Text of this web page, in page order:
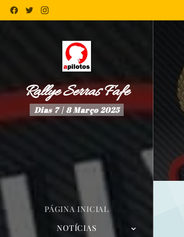
Rallye Serras Fafe
Dias 7 | 8 Março 2025
PÁGINA INICIAL
NOTÍCIAS